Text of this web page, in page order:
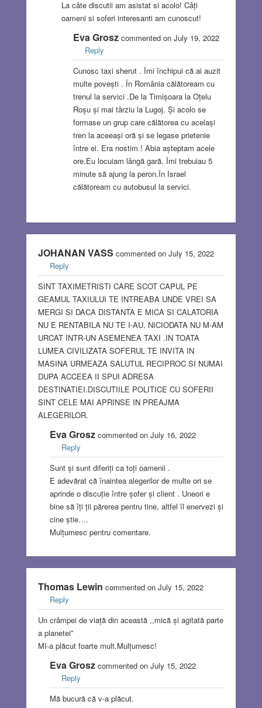
La câte discutii am asistat si acolo! Câți
oameni si soferi interesanti am cunoscut!
Eva Groszcommented on July 19, 2022
Reply
Cunosc taxi sherut . Îmi închipui că ai auzit
multe povești . În România călătoream cu
trenul la servici .De la Timișoara la Oțelu
Roșu și mai târziu la Lugoj. Și acolo se
formase un grup care călătorea cu același
tren la aceeași oră și se legase prietenie
între ei. Era nostim ! Abia așteptam acele
ore.Eu locuiam lângă gară. Îmi trebuiau 5
minute să ajung la peron.În Israel
călătoream cu autobusul la servici.
JOHANAN VASS commented on July 15, 2022
Reply
SINT TAXIMETRISTI CARE SCOT CAPUL PE
GEAMUL TAXIULUI TE INTREABA UNDE VREI SA
MERGI SI DACA DISTANTA E MICA SI CALATORIA
NU E RENTABILA NU TE I-AU. NICIODATA NU M-AM
URCAT INTR-UN ASEMENEA TAXI .IN TOATA
LUMEA CIVILIZATA SOFERUL TE INVITA IN
MASINA URMEAZA SALUTUL RECIPROC SI NUMAI
DUPA ACCEEA II SPUI ADRESA
DESTINATIEI.DISCUTIILE POLITICE CU SOFERII
SINT CELE MAI APRINSE IN PREAJMA
ALEGERILOR.
Eva Groszcommented on July 16, 2022
Reply
Sunt și sunt diferiți ca toți oamenii .
E adevărat că înaintea alegerilor de multe ori se
aprinde o discuție între șofer și client . Uneori e
bine să îți ții părerea pentru tine, altfel îl enervezi și
cine știe….
Mulțumesc pentru comentare.
Thomas Lewin commented on July 15, 2022
Reply
Un crâmpei de viață din această ,,mică și agitată parte
a planetei”
MI-a plăcut foarte mult.Mulțumesc!
Eva Groszcommented on July 15, 2022
Reply
Mă bucură că v-a plăcut.